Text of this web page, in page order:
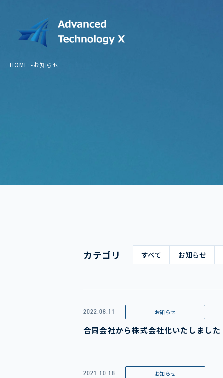
HOME お知らせ
カテゴリ すべて お知らせ
お知らせ
2022.08.11
合同会社から株式会社化いたしました
お知らせ
2021.10.18